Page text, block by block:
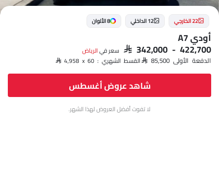
22 الخارجي 12 الداخلي 8 الألوان
أودي A7
SAR 342,000 - 422,700 سعر فيالرياض‎
الدفعة الأولى SAR 85,500 القسط الشهري : SAR 4,958 x 60
شاهد عروض أغسطس
لا تفوت أفضل العروض لهذا الشهر.